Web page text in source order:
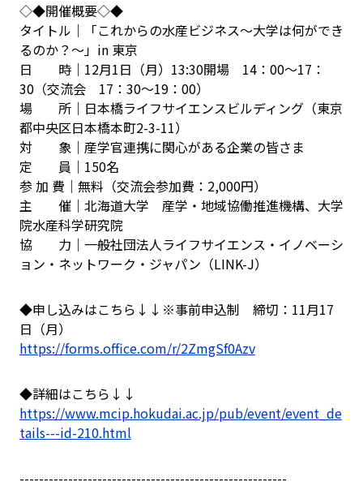
◇◆開催概要◇◆
タイトル｜「これからの水産ビジネス～大学は何ができ
るのか？～」in 東京
日 時｜12月1日（月）13:30開場 14：00～17：
30（交流会 17：30～19：00）
場 所｜日本橋ライフサイエンスビルディング（東京
都中央区日本橋本町2-3-11）
対 象｜産学官連携に関心がある企業の皆さま
定 員｜150名
参 加 費｜無料（交流会参加費：2,000円）
主 催｜北海道大学 産学・地域協働推進機構、大学
院水産科学研究院
協 力｜一般社団法人ライフサイエンス・イノベーシ
ョン・ネットワーク・ジャパン（LINK-J）
◆申し込みはこちら↓↓※事前申込制 締切：11月17
日（月）
https://forms.office.com/r/2ZmgSf0Azv
◆詳細はこちら↓↓
https://www.mcip.hokudai.ac.jp/pub/event/event_de
tails---id-210.html
-------------------------------------------------------